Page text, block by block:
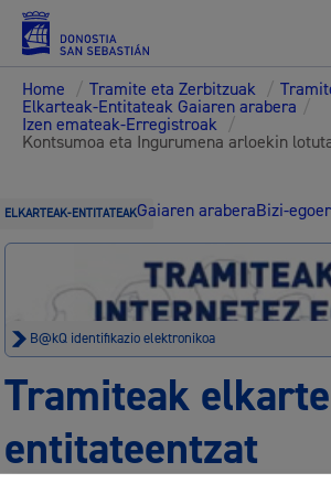
Home / Tramite eta Zerbitzuak /
Elkarteak-Entitateak Gaiaren arabera /
Izen emateak-Erregistroak /
Kontsumoa eta Ingurumena arloekin
ELKARTEAK-ENTITATEAKGaiaren araberaBizi-
B@kQ identifikazio elektronikoa
Tramiteak
entitateentzat